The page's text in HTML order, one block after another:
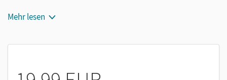
Wiederholung von Wortschatz und Strukturen
Übungen zur Automatisierung
Mehr lesen